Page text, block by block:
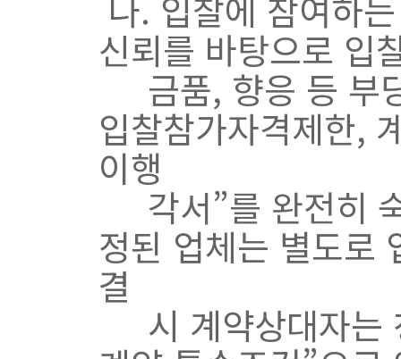
신뢰를 바탕으로 입
금품, 향응 등 부
입찰참가자격제한,
이행
각서”를 완전히
정된 업체는 별도로
결
시 계약상대자는